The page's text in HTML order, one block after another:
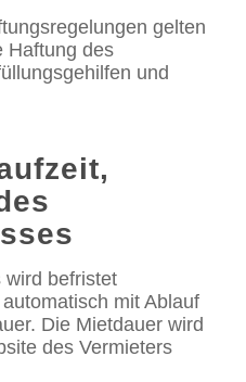
gelten
Haftung des
und
wird befristet
mit Ablauf
Die Mietdauer wird
des Vermieters